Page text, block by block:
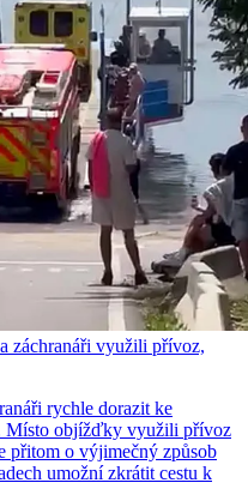
záchranáři využili přívoz,
rychle dorazit ke
Místo objížďky využili přívoz
přitom o výjimečný způsob
umožní zkrátit cestu k